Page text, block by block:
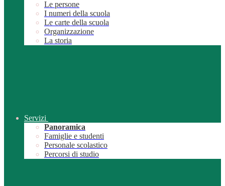
Le persone
I numeri della scuola
Le carte della scuola
Organizzazione
La storia
Servizi
Panoramica
Famiglie e studenti
Personale scolastico
Percorsi di studio